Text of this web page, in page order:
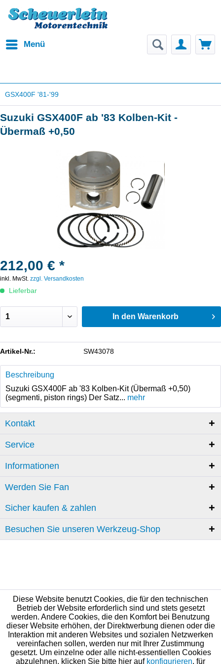
Menü
GSX400F '81-'99
Suzuki GSX400F ab '83 Kolben-Kit -
Übermaß +0,50
212,00 € *
inkl. MwSt. zzgl. Versandkosten
Lieferbar
In den Warenkorb
Artikel-Nr.: SW43078
Beschreibung
Suzuki GSX400F ab '83 Kolben-Kit (Übermaß +0,50)
(segmenti, piston rings) Der Satz... mehr
Kontakt
Service
Informationen
Werden Sie Fan
Sicher kaufen & zahlen
Besuchen Sie unseren Werkzeug-Shop
Diese Website benutzt Cookies, die für den technischen
Betrieb der Website erforderlich sind und stets gesetzt
werden. Andere Cookies, die den Komfort bei Benutzung
dieser Website erhöhen, der Direktwerbung dienen oder die
Interaktion mit anderen Websites und sozialen Netzwerken
vereinfachen sollen, werden nur mit Ihrer Zustimmung
gesetzt. Um einzelne oder alle nicht-essentiellen Cookies
abzulehnen, klicken Sie bitte hier auf konfigurieren, für